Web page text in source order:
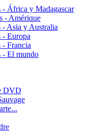
- África y Madagascar
- Amérique
- Asia y Australia
- Europa
- Francia
- El mundo
DVD